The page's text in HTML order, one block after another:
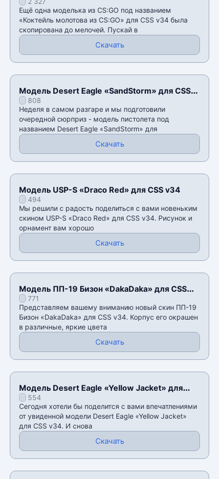
CS:GO» для CSS v34
Ещё одна моделька из CS:GO под названием
«Коктейль молотова из CS:GO» для CSS v34 была
скопирована до мелочей. Пускай в
Скачать
Модель Desert Eagle «SandStorm» для CSS
v34808
Неделя в самом разгаре и мы подготовили
очередной сюрприз - модель пистолета под
названием Desert Eagle «SandStorm» для
Скачать
Модель USP-S «Draco Red» для CSS v34
494
Мы решили с радость поделиться с вами новеньким
скином USP-S «Draco Red» для CSS v34. Рисунок и
орнамент вам хорошо
Скачать
Модель ПП-19 Бизон «DakaDaka» для CSS
v34
771
Представляем вашему вниманию новый скин ПП-19
Бизон «DakaDaka» для CSS v34. Корпус его окрашен
в различные, яркие цвета
Скачать
Модель Desert Eagle «Yellow Jacket» для
CSS v34
554
Сегодня хотели бы поделится с вами впечатлениями
от увиденной модели Desert Eagle «Yellow Jacket»
для CSS v34. И снова
Скачать